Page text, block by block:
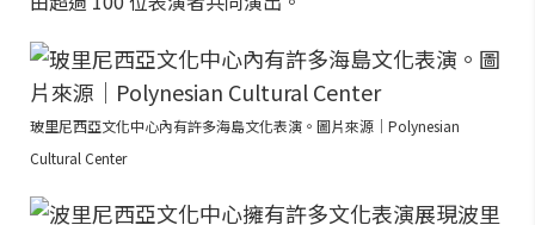
玻里尼西亞文化中心內有許多海島文化表演。圖片來源｜Polynesian
Cultural Center